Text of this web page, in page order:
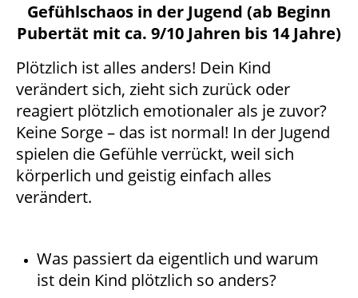
Gefühlschaos in der Jugend (ab Beginn
Pubertät mit ca. 9/10 Jahren bis 14 Jahre)
Plötzlich ist alles anders! Dein Kind
verändert sich, zieht sich zurück oder
reagiert plötzlich emotionaler als je zuvor?
Keine Sorge – das ist normal! In der Jugend
spielen die Gefühle verrückt, weil sich
körperlich und geistig einfach alles
verändert.
Was passiert da eigentlich und warum
ist dein Kind plötzlich so anders?